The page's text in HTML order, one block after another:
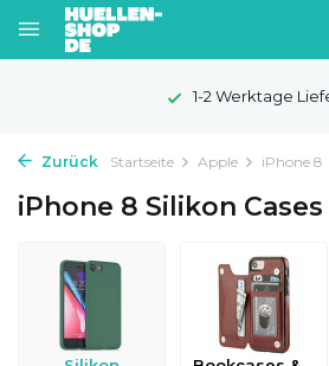
Zurück Startseite Apple iPhone 8
iPhone 8 Silikon Cases